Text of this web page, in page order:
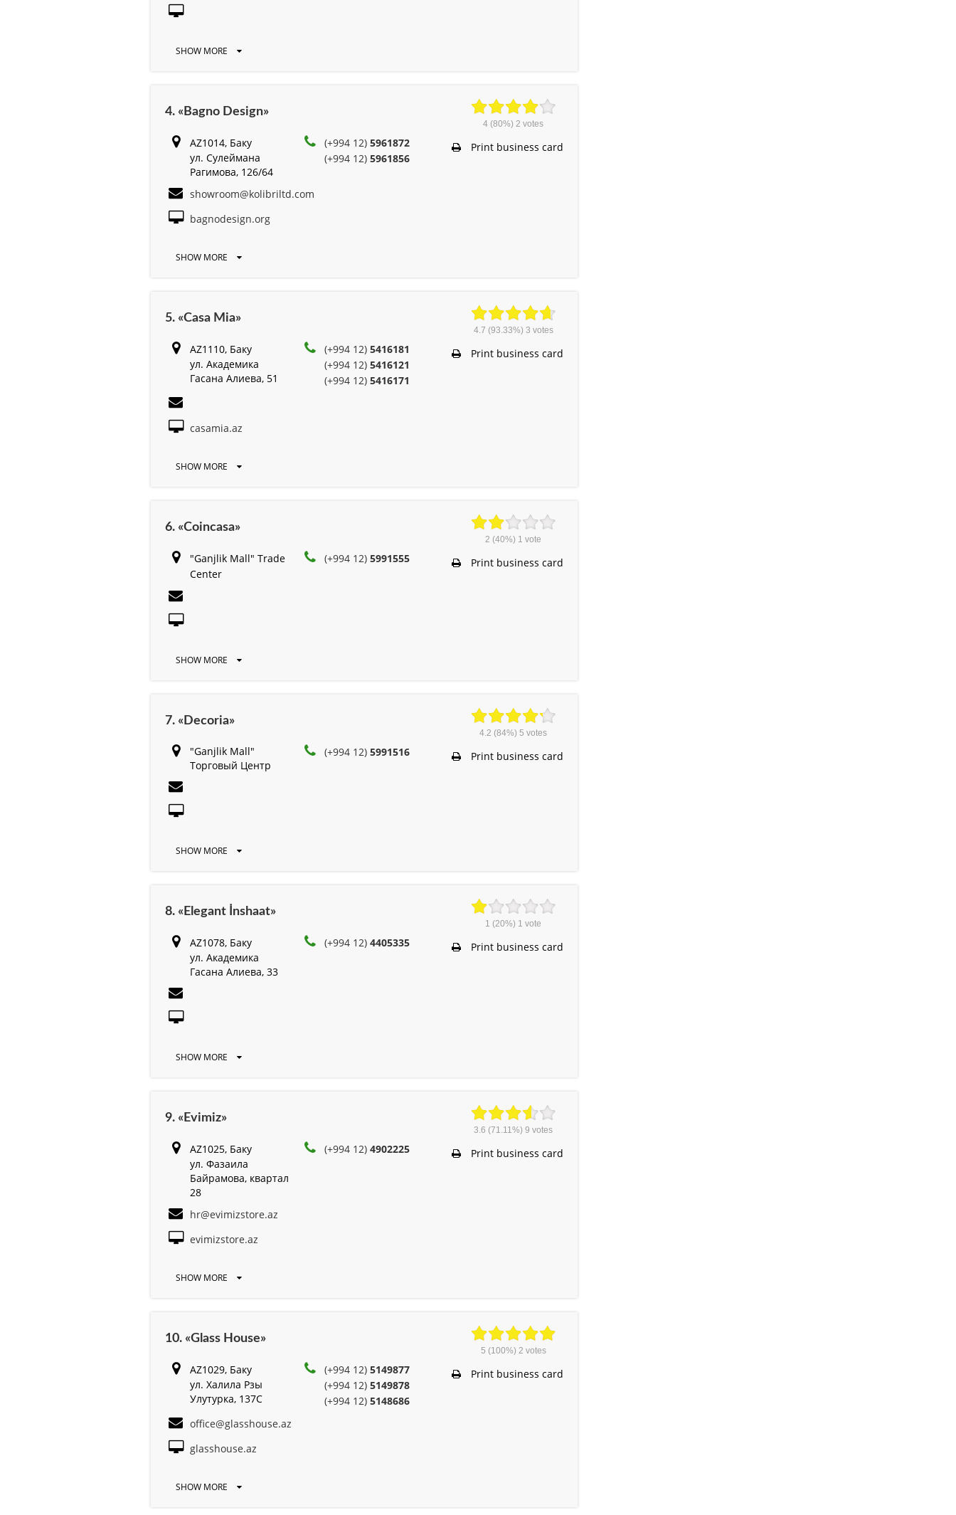
SHOW MORE
4. «Bagno Design»
AZ1014, Баку
ул. Сулеймана
Рагимова, 126/64
(+994 12)5961872
(+994 12)5961856
showroom@kolibriltd.com
bagnodesign.org
SHOW MORE
4 (80%) 2 votes
Print business card
5. «Casa Mia»
AZ1110, Баку
ул. Академика
Гасана Алиева, 51
(+994 12)5416181
(+994 12)5416121
(+994 12)5416171
casamia.az
SHOW MORE
4.7 (93.33%) 3 votes
Print business card
6. «Coincasa»
"Ganjlik Mall" Trade
Center
(+994 12)5991555
SHOW MORE
2 (40%) 1 vote
Print business card
7. «Decoria»
"Ganjlik Mall"
Торговый Центр
(+994 12)5991516
SHOW MORE
4.2 (84%)5 votes
Print business card
8. «Elegant İnshaat»
AZ1078, Баку
ул. Академика
Гасана Алиева, 33
(+994 12)4405335
SHOW MORE
1 (20%) 1 vote
Print business card
9. «Evimiz»
AZ1025, Баку
ул. Фазаила
Байрамова, квартал
28
(+994 12)4902225
hr@evimizstore.az
evimizstore.az
SHOW MORE
3.6 (71.11%)9 votes
Print business card
10. «Glass House»
AZ1029, Баку
ул. Халила Рзы
Улутурка, 137C
(+994 12)5149877
(+994 12)5149878
(+994 12)5148686
office@glasshouse.az
glasshouse.az
SHOW MORE
5 (100%) 2 votes
Print business card